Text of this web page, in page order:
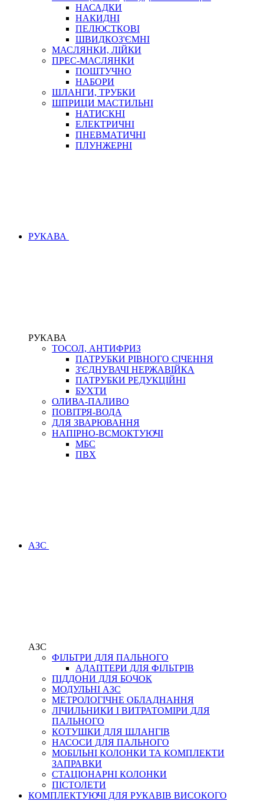
НАСАДКИ
НАКИДНІ
ПЕЛЮСТКОВІ
ШВИДКОЗ'ЄМНІ
МАСЛЯНКИ, ЛІЙКИ
ПРЕС-МАСЛЯНКИ
ПОШТУЧНО
НАБОРИ
ШЛАНГИ, ТРУБКИ
ШПРИЦИ МАСТИЛЬНІ
НАТИСКНІ
ЕЛЕКТРИЧНІ
ПНЕВМАТИЧНІ
ПЛУНЖЕРНІ
РУКАВА
РУКАВА
ТОСОЛ, АНТИФРИЗ
ПАТРУБКИ РІВНОГО СІЧЕННЯ
З'ЄДНУВАЧІ НЕРЖАВІЙКА
ПАТРУБКИ РЕДУКЦІЙНІ
БУХТИ
ОЛИВА-ПАЛИВО
ПОВІТРЯ-ВОДА
ДЛЯ ЗВАРЮВАННЯ
НАПІРНО-ВСМОКТУЮЧІ
МБС
ПВХ
АЗС
АЗС
ФІЛЬТРИ ДЛЯ ПАЛЬНОГО
АДАПТЕРИ ДЛЯ ФІЛЬТРІВ
ПІДДОНИ ДЛЯ БОЧОК
МОДУЛЬНІ АЗС
МЕТРОЛОГІЧНЕ ОБЛАДНАННЯ
ЛІЧИЛЬНИКИ І ВИТРАТОМІРИ ДЛЯ
ПАЛЬНОГО
КОТУШКИ ДЛЯ ШЛАНГІВ
НАСОСИ ДЛЯ ПАЛЬНОГО
МОБІЛЬНІ КОЛОНКИ ТА КОМПЛЕКТИ
ЗАПРАВКИ
СТАЦІОНАРНІ КОЛОНКИ
ПІСТОЛЕТИ
КОМПЛЕКТУЮЧІ ДЛЯ РУКАВІВ ВИСОКОГО